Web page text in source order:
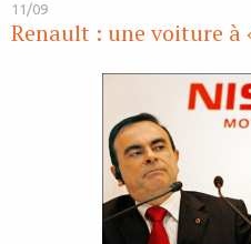
11/09
Renault : une voiture à